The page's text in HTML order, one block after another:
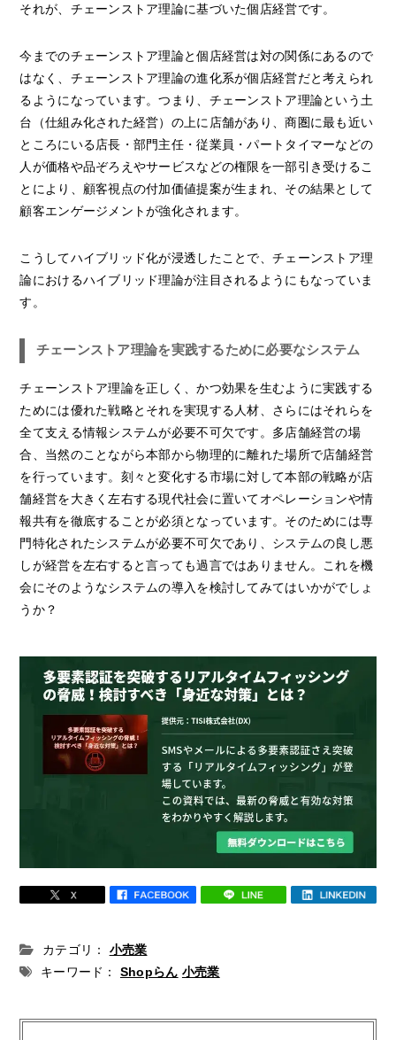
それが、チェーンストア理論に基づいた個店経営です。
今までのチェーンストア理論と個店経営は対の関係にあるので
はなく、チェーンストア理論の進化系が個店経営だと考えられ
るようになっています。つまり、チェーンストア理論という土
台（仕組み化された経営）の上に店舗があり、商圏に最も近い
ところにいる店長・部門主任・従業員・パートタイマーなどの
人が価格や品ぞろえやサービスなどの権限を一部引き受けるこ
とにより、顧客視点の付加価値提案が生まれ、その結果として
顧客エンゲージメントが強化されます。
こうしてハイブリッド化が浸透したことで、チェーンストア理
論におけるハイブリッド理論が注目されるようにもなっていま
す。
チェーンストア理論を実践するために必要なシステム
チェーンストア理論を正しく、かつ効果を生むように実践する
ためには優れた戦略とそれを実現する人材、さらにはそれらを
全て支える情報システムが必要不可欠です。多店舗経営の場
合、当然のことながら本部から物理的に離れた場所で店舗経営
を行っています。刻々と変化する市場に対して本部の戦略が店
舗経営を大きく左右する現代社会に置いてオペレーションや情
報共有を徹底することが必須となっています。そのためには専
門特化されたシステムが必要不可欠であり、システムの良し悪
しが経営を左右すると言っても過言ではありません。これを機
会にそのようなシステムの導入を検討してみてはいかがでしょ
うか？
カテゴリ：
小売業
キーワード：
Shopらん 小売業